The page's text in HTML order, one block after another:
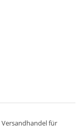
Versandhandelfür